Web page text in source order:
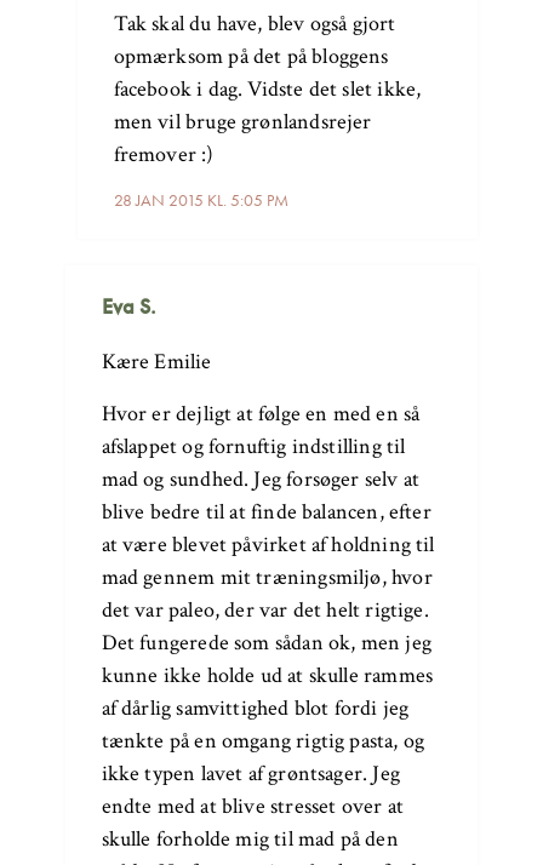
28 JAN 2015 KL. 5:05 PM
Tak skal du have, blev også gjort
opmærksom på det på bloggens
facebook i dag. Vidste det slet ikke,
men vil bruge grønlandsrejer
fremover :)
Eva S.
Kære Emilie
Hvor er dejligt at følge en med en så
afslappet og fornuftig indstilling til
mad og sundhed. Jeg forsøger selv at
blive bedre til at finde balancen, efter
at være blevet påvirket af holdning til
mad gennem mit træningsmiljø, hvor
det var paleo, der var det helt rigtige.
Det fungerede som sådan ok, men jeg
kunne ikke holde ud at skulle rammes
af dårlig samvittighed blot fordi jeg
tænkte på en omgang rigtig pasta, og
ikke typen lavet af grøntsager. Jeg
endte med at blive stresset over at
skulle forholde mig til mad på den